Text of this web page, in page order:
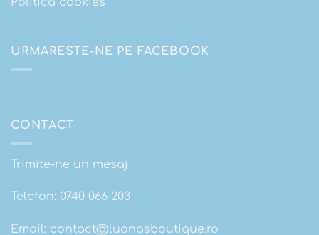
URMARESTE-NE PE FACEBOOK
CONTACT
Trimite-ne un mesaj
Telefon: 0740 066 203
Email: contact@luanasboutique.ro